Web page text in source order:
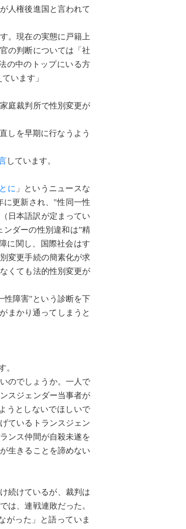
人権後進国と言われて
。現在の実態に戸籍上
の判断については「社
の中のトップにいる方
ています」
庭裁判所で性別変更が
しを早期に行なうよう
しています。
に 」というニュースな
に更新され、"性同一性
日本語訳が定まってい
ダーの性別違和は”精
に関し、国際社会はす
変更手続の簡素化が求
くても法的性別変更が
性障害"という診断を下
まかり通ってしまうと
。
のでしょうか。一人で
スジェンダー当事者が
うとしないでほしいで
ているトランスジェン
ンス仲間が自殺未遂を
生きることを諦めない
続けているが、裁判は
は、連戦連敗だった。
がった」と語っていま